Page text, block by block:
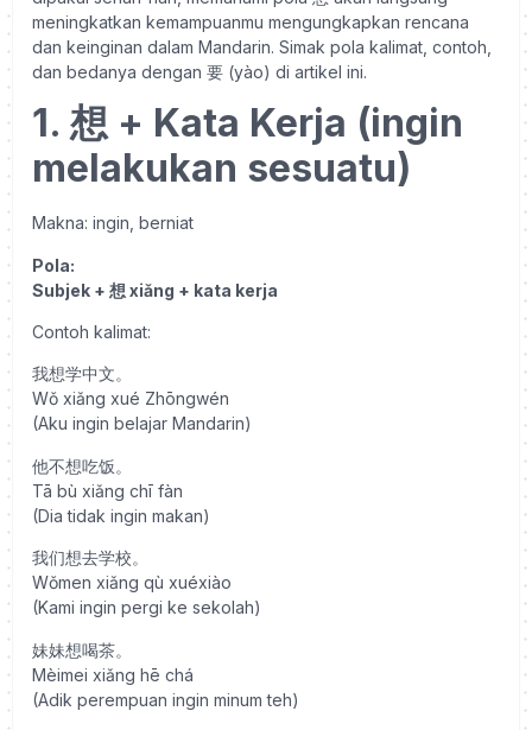
meningkatkan kemampuanmu mengungkapkan rencana
dan keinginan dalam Mandarin. Simak pola kalimat, contoh,
dan bedanya dengan 要 (yào) di artikel ini.
1. 想 + Kata Kerja (ingin
melakukan sesuatu)
Makna: ingin, berniat
Pola:
Subjek + 想 xiǎng + kata kerja
Contoh kalimat:
我想学中文。
Wǒ xiǎng xué Zhōngwén
(Aku ingin belajar Mandarin)
他不想吃饭。
Tā bù xiǎng chī fàn
(Dia tidak ingin makan)
我们想去学校。
Wǒmen xiǎng qù xuéxiào
(Kami ingin pergi ke sekolah)
妹妹想喝茶。
Mèimei xiǎng hē chá
(Adik perempuan ingin minum teh)